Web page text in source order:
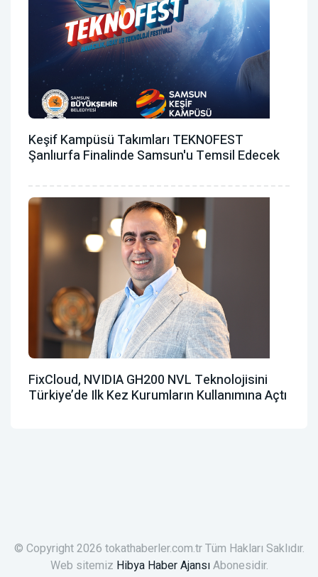
Keşif Kampüsü Takımları TEKNOFEST
Şanlıurfa Finalinde Samsun'u Temsil Edecek
FixCloud, NVIDIA GH200 NVL Teknolojisini
Türkiye’de Ilk Kez Kurumların Kullanımına Açtı
© Copyright 2026 tokathaberler.com.tr Tüm Hakları Saklıdır.
Web sitemiz Hibya Haber AjansıAbonesidir.